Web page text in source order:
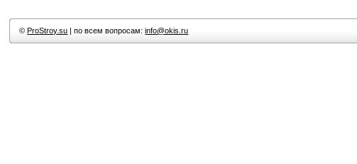
©ProStroy.su | по всем вопросам:info@okis.ru